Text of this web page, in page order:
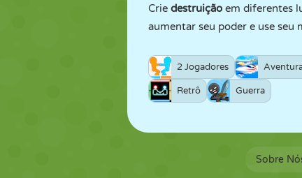
Crie destruição em diferentes
aumentar seu poder e use
2 Jogadores
Retrô Guerra
Sobre